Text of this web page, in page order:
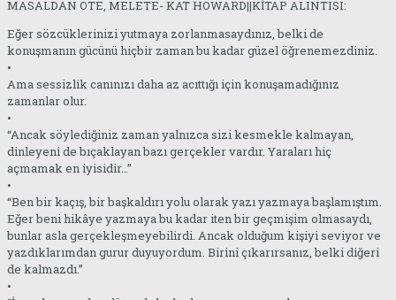
MASALDAN ÖTE, MELETE- KAT HOWARD||KİTAP ALINTISI:
Eğer sözcüklerinizi yutmaya zorlanmasaydınız, belki de
konuşmanın gücünü hiçbir zaman bu kadar güzel öğrenemezdiniz.
•
Ama sessizlik canınızı daha az acıttığı için konuşamadığınız
zamanlar olur.
•
“Ancak söylediğiniz zaman yalnızca sizi kesmekle kalmayan,
dinleyeni de bıçaklayan bazı gerçekler vardır. Yaraları hiç
açmamak en iyisidir…”
•
“Ben bir kaçış, bir başkaldırı yolu olarak yazı yazmaya başlamıştım.
Eğer beni hikâye yazmaya bu kadar iten bir geçmişim olmasaydı,
bunlar asla gerçekleşmeyebilirdi. Ancak olduğum kişiyi seviyor ve
yazdıklarımdan gurur duyuyordum. Birini çıkarırsanız, belki diğeri
de kalmazdı.”
•